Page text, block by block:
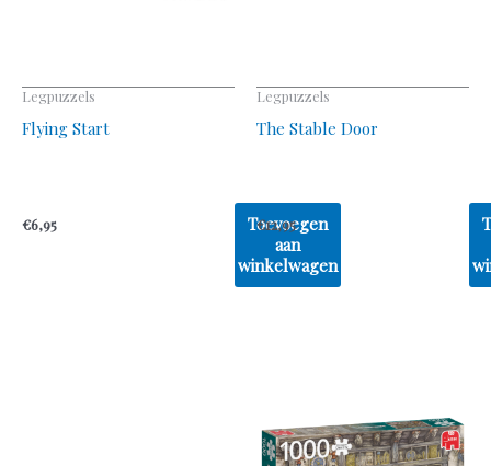
Legpuzzels
Flying Start
€6,95
Toevoegen
aan
winkelwagen
Legpuzzels
The Stable Door
€12,95